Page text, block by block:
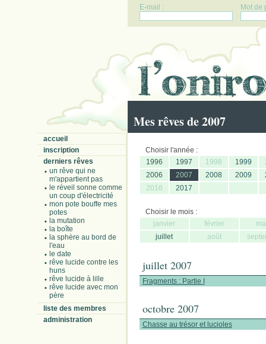
E-mail : Mot de
Mes rêves de 2007
accueil
inscription
derniers rêves
un rêve qui ne
m'appartient pas
le réveil sonne comme
un coup d'électricité
mon pote bouffe mes
potes
la mutation
la boîte
la sphère au bord de
l'eau
le date
rêve lucide contre les
huns
rêve lucide à lille
rêve lucide avec mon
père
liste des membres
administration
Choisir l'année :
1996
1997 1998 1999
2006
2007 2008 2009
2016
2017
Choisir le mois :
janvier
février
juillet
août
juillet 2007
Fragments : Partie I
octobre 2007
Chasse au trésor et lucioles